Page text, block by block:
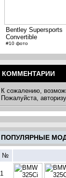
Bentley Supersports
Convertible
#10 фото
КОММЕНТАРИИ
К сожалению,
Пожалуйста,
ПОПУЛЯРНЫЕ
№
1